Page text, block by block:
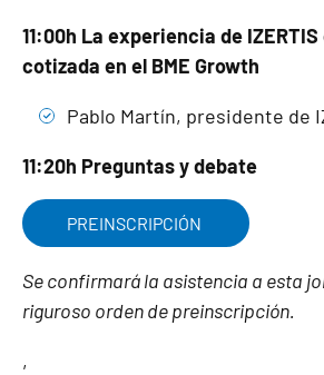
11:00h La experiencia de
cotizada en el BME Growth
Pablo Martín, presidente de
11:20h Preguntas y debate
PREINSCRIPCIÓN
Se confirmará la asistencia a esta
riguroso orden de preinscripción.
,